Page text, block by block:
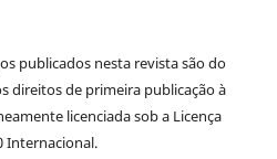
publicados nesta revista são do
direitos de primeira publicação à
licenciada sob a Licença
Internacional.